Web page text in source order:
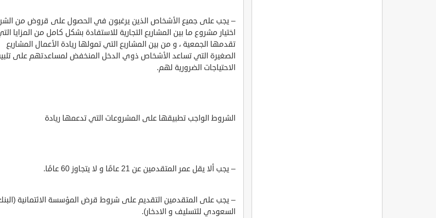
– يجب على جميع الأشخاص الذين يرغبون في الحصول على قروض من
اختيار مشروع ما بين المشاريع التجارية للاستفادة بشكل كامل من المزايا
تقدمها الجمعية ، و من بين المشاريع التي تمولها ريادة الأعمال المشاريع
الصغيرة التي تساعد الأشخاص ذوي الدخل المنخفض لمساعدتهم على
الاحتياجات الضرورية لهم.
الشروط الواجب تطبيقها على المشروعات التي تدعمها ريادة
– يجب ألا يقل عمر المتقدمين عن 21 عامًا و لا يتجاوز 60 عامًا.
– يجب على المتقدمين التقديم على شروط قرض المؤسسة الائتمانية
السعودي للتسليف و الادخار).